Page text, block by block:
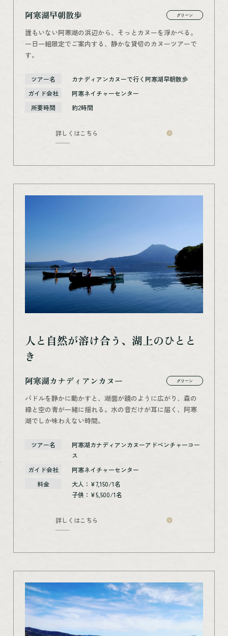
阿寒湖早朝散歩 グリーン
誰もいない阿寒湖の浜辺から、そっとカヌーを浮かべる。
一日一組限定でご案内する、静かな貸切のカヌーツアーで
す。
ツアー名
カナディアンカヌーで行く阿寒湖早朝散歩
ガイド会社
阿寒ネイチャーセンター
所要時間
約2時間
詳しくはこちら
人と自然が溶け合う、湖上のひとと
き
阿寒湖カナディアンカヌー グリーン
パドルを静かに動かすと、湖面が鏡のように広がり、森の
緑と空の青が一緒に揺れる。水の音だけが耳に届く、阿寒
湖でしか味わえない時間。
ツアー名
阿寒湖カナディアンカヌーアドベンチャーコー
ス
ガイド会社
阿寒ネイチャーセンター
料金
大人：¥7,150/1名
子供：¥5,500/1名
詳しくはこちら